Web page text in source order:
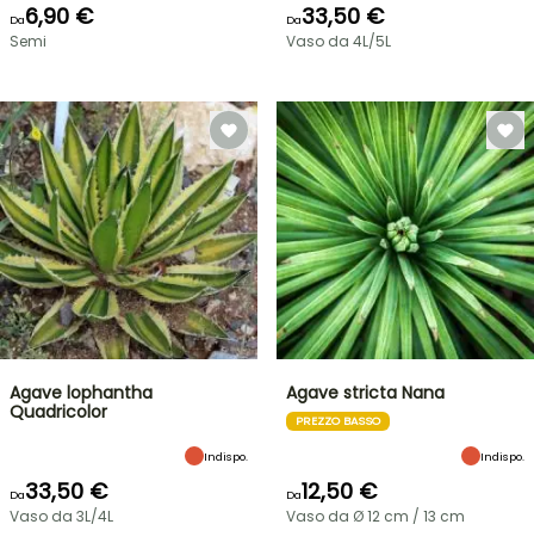
Da6,90 €
Semi
Da33,50 €
Vaso da 4L/5L
Agave lophantha
Quadricolor
Indispo.
Da33,50 €
Vaso da 3L/4L
Agave stricta Nana
PREZZO BASSO
Indispo.
Da12,50 €
Vaso da Ø 12 cm / 13 cm